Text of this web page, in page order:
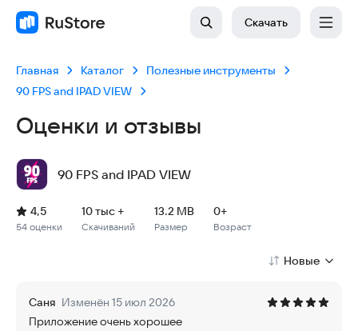
Скачать
Главная Каталог
Полезные инструменты
90 FPS and IPAD VIEW
Оценки и отзывы
90 FPS and IPAD VIEW
Рейтинг: 4,5, 54 оценки
Скачиваний: 10 тыс +
Размер файла: 13.2 MB
Возрастное ограничение: 13.2 MB
54 оценки
4,5
Скачиваний
10 тыс +
Размер
13.2 MB
Возраст
0+
Новые
Саня Изменён 15 июл 2026
Приложение очень хорошее